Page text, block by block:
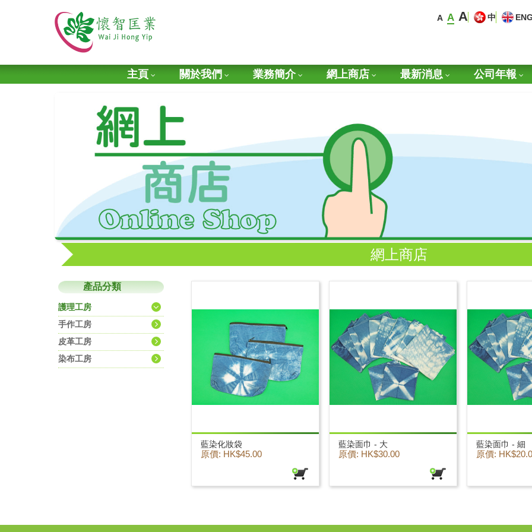
A A A 中
主頁 關於我們 業務簡介 網上商店 最新消息 公司年報
網上商店
產品分類
護理工房
手作工房
皮革工房
染布工房
藍染化妝袋
原價: HK$45.00
藍染面巾 - 大
原價: HK$30.00
藍染面巾 - 細
原價: